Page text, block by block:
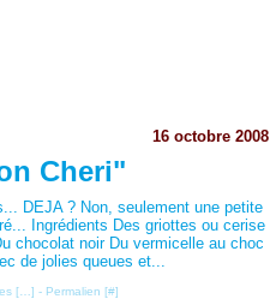
16 octobre 2008
Cheri"
DEJA ? Non, seulement une petite
Ingrédients Des griottes ou cerise
chocolat noir Du vermicelle au choc
de jolies queues et...
[ ] - Permalien [#]